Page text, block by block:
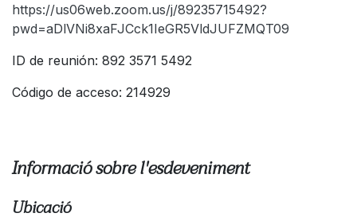
https://us06web.zoom.us/j/89235715492?
pwd=aDlVNi8xaFJCck1IeGR5VldJUFZMQT09
ID de reunión: 892 3571 5492
Código de acceso: 214929
Informació sobre l'esdeveniment
Ubicació